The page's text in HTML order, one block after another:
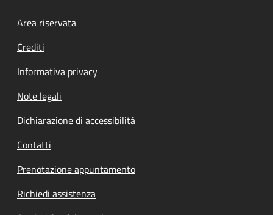
Footer menu
Area riservata
Crediti
Informativa privacy
Note legali
Dichiarazione di accessibilità
Contatti
Prenotazione appuntamento
Richiedi assistenza